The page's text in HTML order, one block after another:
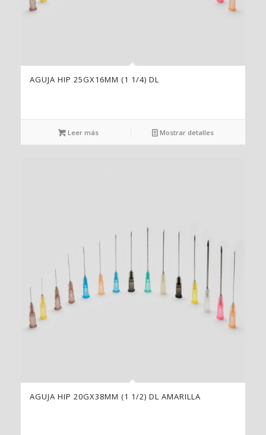
AGUJA HIP 25GX16MM (1 1/4) DL
Leer más Mostrar detalles
AGUJA HIP 20GX38MM (1 1/2) DL AMARILLA